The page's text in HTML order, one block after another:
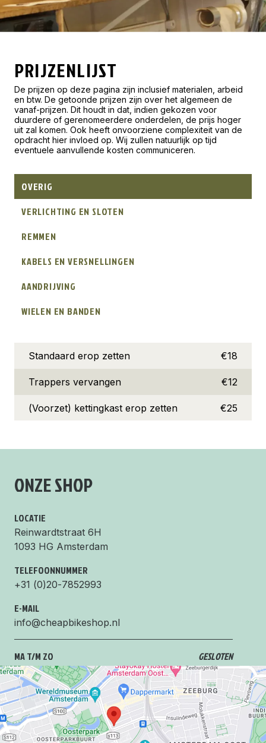
PRIJZENLIJST
De prijzen op deze pagina zijn inclusief materialen, arbeid
en btw. De getoonde prijzen zijn over het algemeen de
vanaf-prijzen. Dit houdt in dat, indien gekozen voor
duurdere of gerenomeerdere onderdelen, de prijs hoger
uit zal komen. Ook heeft onvoorziene complexiteit van de
opdracht hier invloed op. Wij zullen natuurlijk op tijd
eventuele aanvullende kosten communiceren.
OVERIG
VERLICHTING EN SLOTEN
REMMEN
KABELS EN VERSNELLINGEN
AANDRIJVING
WIELEN EN BANDEN
Standaard erop zetten €18
Trappers vervangen €12
(Voorzet) kettingkast erop zetten €25
ONZE SHOP
LOCATIE
Reinwardtstraat 6H
1093 HG Amsterdam
TELEFOONNUMMER
+31 (0)20-7852993
E-MAIL
info@cheapbikeshop.nl
MA T/M ZO GESLOTEN